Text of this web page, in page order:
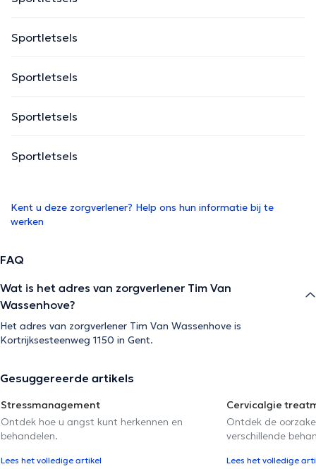
Sportletsels
Sportletsels
Sportletsels
Sportletsels
Kent u deze zorgverlener? Help ons hun informatie bij te
werken
FAQ
Wat is het adres van zorgverlener Tim Van
Wassenhove?
Het adres van zorgverlener Tim Van Wassenhove is
Kortrijksesteenweg 1150 in Gent.
Gesuggereerde artikels
Stressmanagement
Ontdek hoe u angst kunt herkennen en
behandelen.
Lees het volledige artikel
Cervicalgie
Ontdek de
verschillende
Lees het volledige